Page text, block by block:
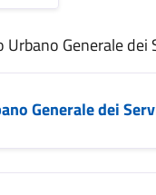
Generale
Generale dei